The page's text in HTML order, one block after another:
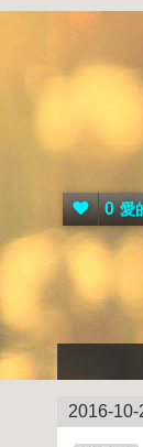
0 愛
2016-10-